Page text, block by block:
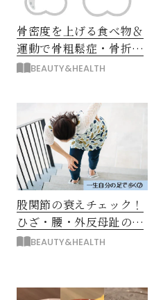
骨密度を上げる食べ物＆
運動で骨粗鬆症・骨折予
防！BEAUTY&HEALTH
股関節の衰えチェック！
ひざ・腰・外反母趾の痛
みケア
BEAUTY&HEALTH